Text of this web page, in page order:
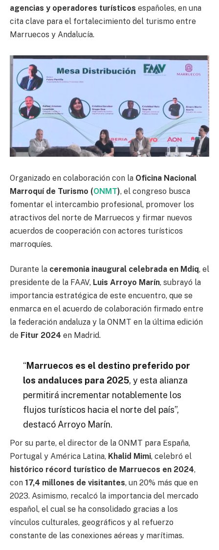
agencias y operadores turísticos españoles, en una
cita clave para el fortalecimiento del turismo entre
Marruecos y Andalucía.
Organizado en colaboración con la Oficina Nacional
Marroquí de Turismo (ONMT), el congreso busca
fomentar el intercambio profesional, promover los
atractivos del norte de Marruecos y firmar nuevos
acuerdos de cooperación con actores turísticos
marroquíes.
Durante la ceremonia inaugural celebrada en Mdiq, el
presidente de la FAAV, Luis Arroyo Marín, subrayó la
importancia estratégica de este encuentro, que se
enmarca en el acuerdo de colaboración firmado entre
la federación andaluza y la ONMT en la última edición
de Fitur 2024 en Madrid.
“Marruecos es el destino preferido por
los andaluces para 2025, y esta alianza
permitirá incrementar notablemente los
flujos turísticos hacia el norte del país”,
destacó Arroyo Marín.
Por su parte, el director de la ONMT para España,
Portugal y América Latina, Khalid Mimi, celebró el
histórico récord turístico de Marruecos en 2024,
con 17,4 millones de visitantes, un 20% más que en
2023. Asimismo, recalcó la importancia del mercado
español, el cual se ha consolidado gracias a los
vínculos culturales, geográficos y al refuerzo
constante de las conexiones aéreas y marítimas.